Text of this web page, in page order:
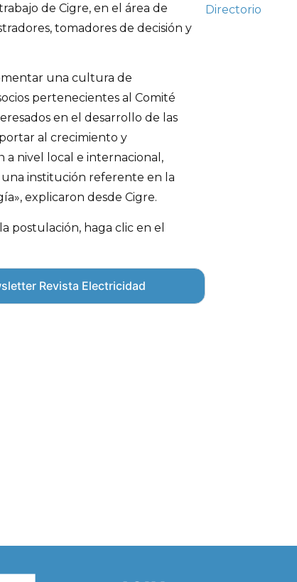
de Cigre, en el área de
tomadores de decisión y
una cultura de
pertenecientes al Comité
en el desarrollo de las
al crecimiento y
nivel local e internacional,
institución referente en la
explicaron desde Cigre.
postulación, haga clic en el
Revista Electricidad
Directorio